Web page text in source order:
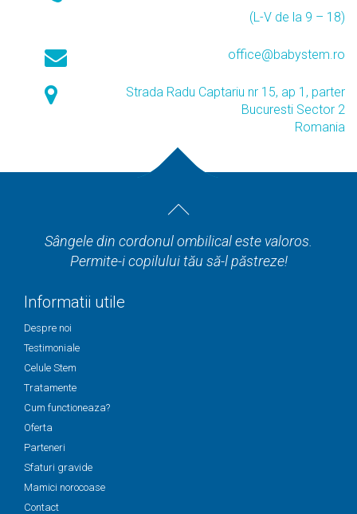
(L-V de la 9 – 18)
office@babystem.ro
Strada Radu Captariu nr 15, ap 1, parter
Bucuresti Sector 2
Romania
Sângele din cordonul ombilical este valoros.
Permite-i copilului tău să-l păstreze!
Informatii utile
Despre noi
Testimoniale
Celule Stem
Tratamente
Cum functioneaza?
Oferta
Parteneri
Sfaturi gravide
Mamici norocoase
Contact